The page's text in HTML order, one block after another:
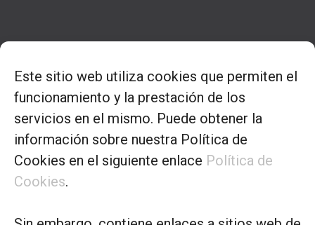
Este sitio web utiliza cookies que permiten el
funcionamiento y la prestación de los
servicios en el mismo. Puede obtener la
información sobre nuestra Política de
Cookies en el siguiente enlace Política de
Cookies.
– Lunes a jueves
9.00 a 14.00 y 16.00 a 18.00
– Viernes:
9.30 a 13.30